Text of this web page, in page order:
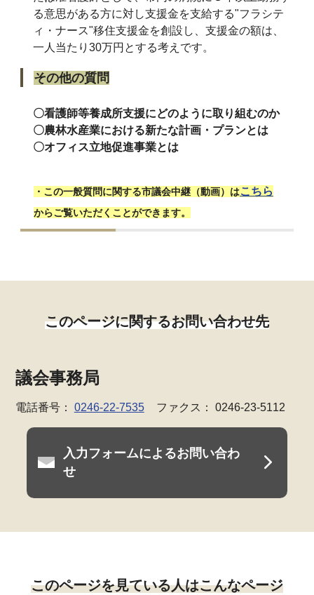
る意思がある方に対し支援金を支給する"フラシテ
ィ・ナース"移住支援金を創設し、支援金の額は、
一人当たり30万円とする考えです。
その他の質問
〇看護師等養成所支援にどのように取り組むのか
〇農林水産業における新たな計画・プランとは
〇オフィス立地促進事業とは
・この一般質問に関する市議会中継（動画）はこちら
からご覧いただくことができます。
このページに関するお問い合わせ先
議会事務局
電話番号： 0246-22-7535 ファクス： 0246-23-5112
入力フォームによるお問い合わ
せ
このページを見ている人はこんなページ